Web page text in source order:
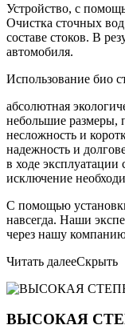
Устройство, с
Очистка сточных вод
составе стоков. В
автомобиля.
Использование био
абсолютная
небольшие размеры,
несложность и
надежность и
в ходе эксплуатации
исключение
С помощью
навсегда. Наши
через нашу
Читать далееСкрыть
ВЫСОКАЯ